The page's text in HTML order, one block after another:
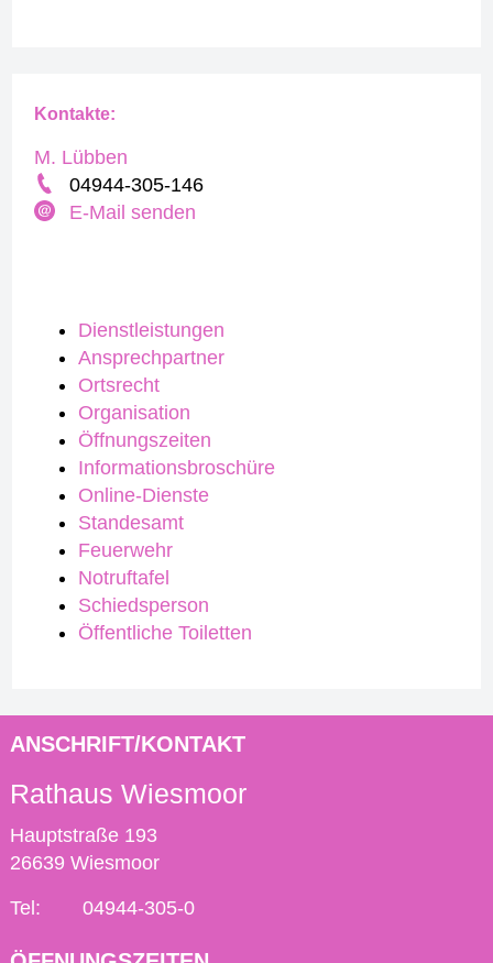
Dienstleistungen
Ansprechpartner
Ortsrecht
Organisation
Öffnungszeiten
Informationsbroschüre
Online-Dienste
Standesamt
Feuerwehr
Notruftafel
Schiedsperson
Öffentliche Toiletten
Kontakte:
M. Lübben
04944-305-146
E-Mail senden
ANSCHRIFT/KONTAKT
Rathaus Wiesmoor
Hauptstraße 193
26639 Wiesmoor
Tel: 04944-305-0